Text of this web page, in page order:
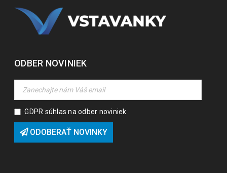
ODBER NOVINIEK
GDPR súhlas na odber noviniek
ODOBERAŤ NOVINKY